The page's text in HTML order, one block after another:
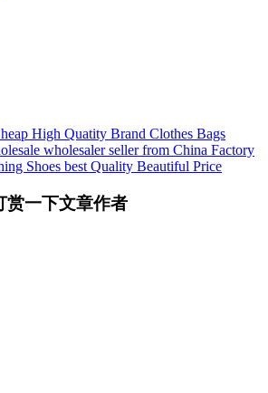
High Quatity Brand Clothes Bags
wholesaler seller from China Factory
Shoes best Quality Beautiful Price
赏一下文章作者